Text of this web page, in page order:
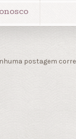
postagem